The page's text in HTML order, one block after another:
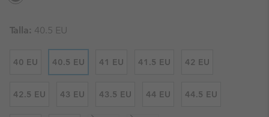
Talla: 40.5 EU
40 EU 40.5 EU 41 EU 41.5 EU 42 EU
42.5 EU 43 EU 43.5 EU 44 EU 44.5 EU